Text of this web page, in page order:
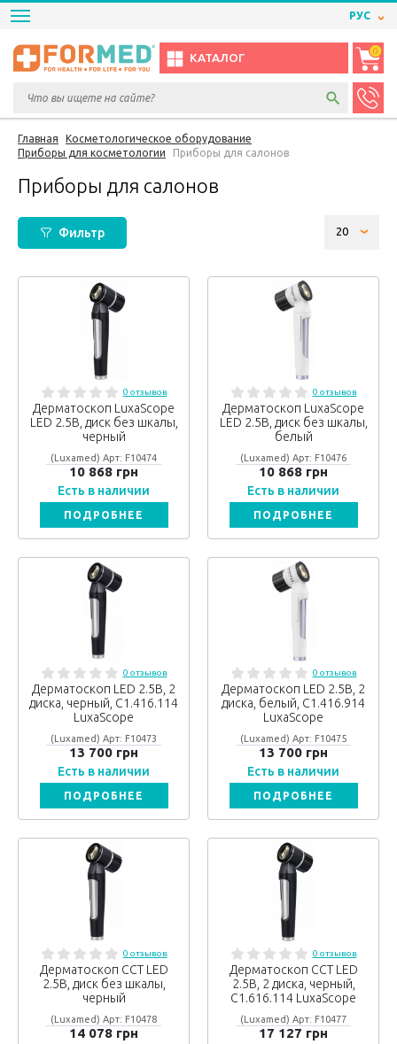
РУС
КАТАЛОГ
0
Главная
Косметологическое оборудование
Приборы для косметологии
Приборы для салонов
Приборы для салонов
Фильтр
0 отзывов
Дерматоскоп LuxaScope
LED 2.5В, диск без шкалы,
черный
(Luxamed) Арт: F10474
10 868 грн
Есть в наличии
ПОДРОБНЕЕ
0 отзывов
Дерматоскоп LuxaScope
LED 2.5В, диск без шкалы,
белый
(Luxamed) Арт: F10476
10 868 грн
Есть в наличии
ПОДРОБНЕЕ
0 отзывов
Дерматоскоп LED 2.5В, 2
диска, черный, C1.416.114
LuxaScope
(Luxamed) Арт: F10473
13 700 грн
Есть в наличии
ПОДРОБНЕЕ
0 отзывов
Дерматоскоп LED 2.5В, 2
диска, белый, C1.416.914
LuxaScope
(Luxamed) Арт: F10475
13 700 грн
Есть в наличии
ПОДРОБНЕЕ
0 отзывов
Дерматоскоп CCT LED
2.5В, диск без шкалы,
черный
(Luxamed) Арт: F10478
14 078 грн
0 отзывов
Дерматоскоп CCT LED
2.5В, 2 диска, черный,
C1.616.114 LuxaScope
(Luxamed) Арт: F10477
17 127 грн